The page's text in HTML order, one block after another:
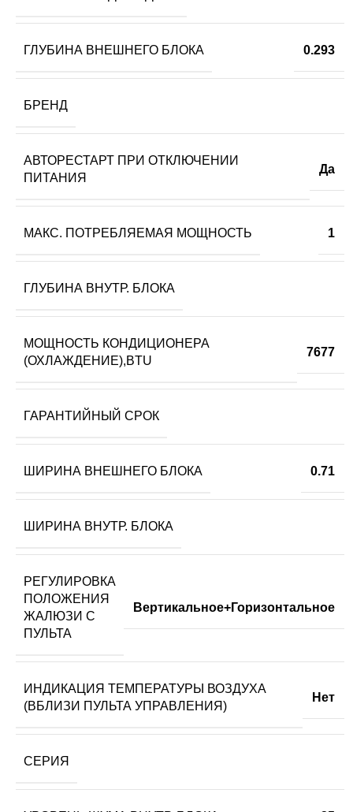
ГЛУБИНА ВНЕШНЕГО БЛОКА 0.293
БРЕНД
АВТОРЕСТАРТ ПРИ ОТКЛЮЧЕНИИ
ПИТАНИЯ
Да
МАКС. ПОТРЕБЛЯЕМАЯ МОЩНОСТЬ 1
ГЛУБИНА ВНУТР. БЛОКА
МОЩНОСТЬ КОНДИЦИОНЕРА
(ОХЛАЖДЕНИЕ),BTU
7677
ГАРАНТИЙНЫЙ СРОК
ШИРИНА ВНЕШНЕГО БЛОКА 0.71
ШИРИНА ВНУТР. БЛОКА
РЕГУЛИРОВКА
ПОЛОЖЕНИЯ
ЖАЛЮЗИ С
ПУЛЬТА
Вертикальное+Горизонтальное
ИНДИКАЦИЯ ТЕМПЕРАТУРЫ ВОЗДУХА
(ВБЛИЗИ ПУЛЬТА УПРАВЛЕНИЯ)
Нет
СЕРИЯ